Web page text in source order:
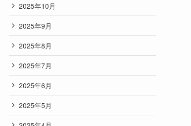
2025年10月
2025年9月
2025年8月
2025年7月
2025年6月
2025年5月